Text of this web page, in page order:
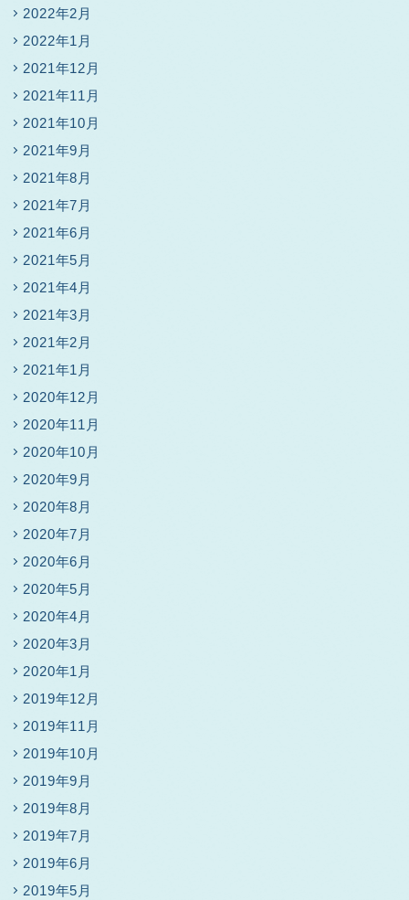
2022年2月
2022年1月
2021年12月
2021年11月
2021年10月
2021年9月
2021年8月
2021年7月
2021年6月
2021年5月
2021年4月
2021年3月
2021年2月
2021年1月
2020年12月
2020年11月
2020年10月
2020年9月
2020年8月
2020年7月
2020年6月
2020年5月
2020年4月
2020年3月
2020年1月
2019年12月
2019年11月
2019年10月
2019年9月
2019年8月
2019年7月
2019年6月
2019年5月